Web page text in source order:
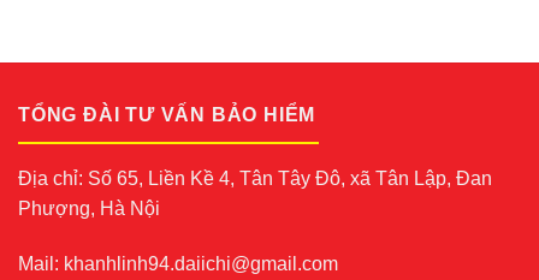
TỔNG ĐÀI TƯ VẤN BẢO HIỂM
Địa chỉ: Số 65, Liền Kề 4, Tân Tây Đô, xã Tân Lập, Đan
Phượng, Hà Nội
Mail: khanhlinh94.daiichi@gmail.com